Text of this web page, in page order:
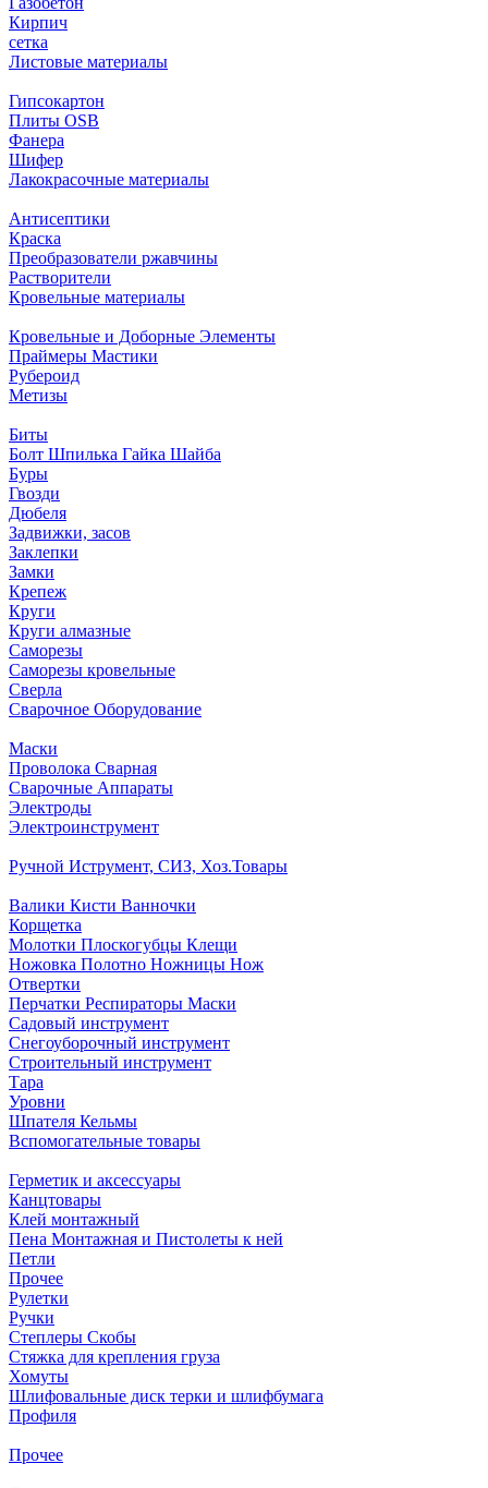
Кирпич
сетка
Листовые материалы
Гипсокартон
Плиты ОSB
Фанера
Шифер
Лакокрасочные материалы
Антисептики
Краска
Преобразователи ржавчины
Растворители
Кровельные материалы
Кровельные и Доборные Элементы
Праймеры Мастики
Рубероид
Метизы
Биты
Болт Шпилька Гайка Шайба
Буры
Гвозди
Дюбеля
Задвижки, засов
Заклепки
Замки
Крепеж
Круги
Круги алмазные
Саморезы
Саморезы кровельные
Сверла
Сварочное Оборудование
Маски
Проволока Сварная
Сварочные Аппараты
Электроды
Электроинструмент
Ручной Иструмент, СИЗ, Хоз.Товары
Валики Кисти Ванночки
Корщетка
Молотки Плоскогубцы Клещи
Ножовка Полотно Ножницы Нож
Отвертки
Перчатки Респираторы Маски
Садовый инструмент
Снегоуборочный инструмент
Строительный инструмент
Тара
Уровни
Шпателя Кельмы
Вспомогательные товары
Герметик и аксессуары
Канцтовары
Клей монтажный
Пена Монтажная и Пистолеты к ней
Петли
Прочее
Рулетки
Ручки
Степлеры Скобы
Стяжка для крепления груза
Хомуты
Шлифовальные диск терки и шлифбумага
Профиля
Прочее